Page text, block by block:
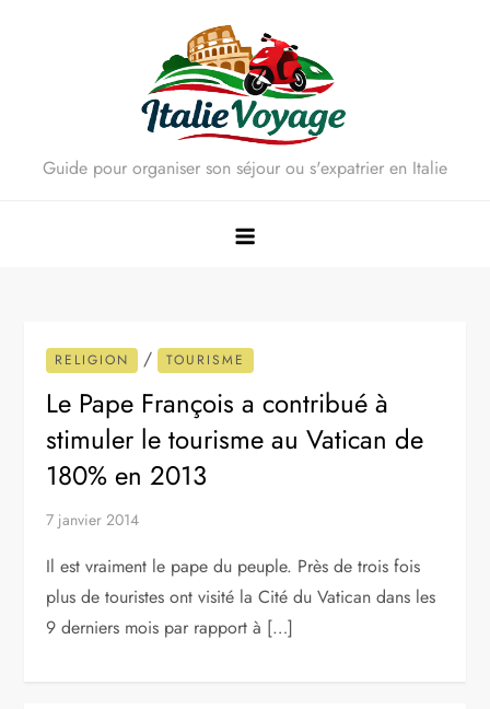
Guide pour organiser son séjour ou s'expatrier en Italie
RELIGION / TOURISME
Le Pape François a contribué à
stimuler le tourisme au Vatican de
180% en 2013
7 janvier 2014
Il est vraiment le pape du peuple. Près de trois fois
plus de touristes ont visité la Cité du Vatican dans les
9 derniers mois par rapport à […]